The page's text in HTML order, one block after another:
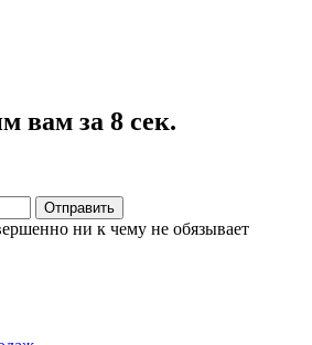
вам за 8 сек.
ни к чему не обязывает